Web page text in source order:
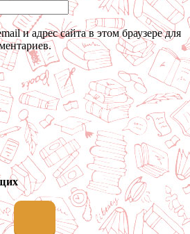
и адрес сайта в этом браузере для